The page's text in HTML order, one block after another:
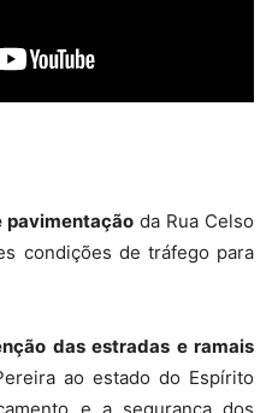
pavimentaçãoda Rua Celso
condições de tráfego para
das estradas e ramais
ao estado do Espírito